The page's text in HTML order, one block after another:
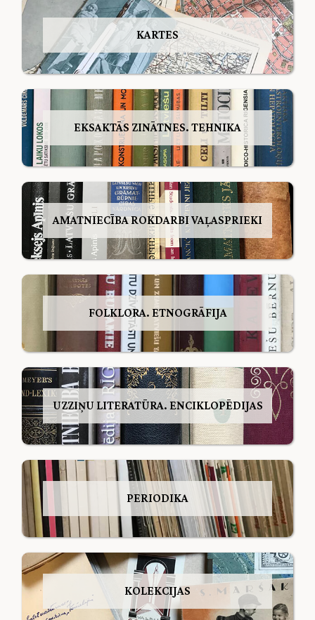
KARTES
EKSAKTĀS ZINĀTNES. TEHNIKA
AMATNIECĪBA ROKDARBI VAĻASPRIEKI
FOLKLORA. ETNOGRĀFIJA
UZZIŅU LITERATŪRA. ENCIKLOPĒDIJAS
PERIODIKA
KOLEKCIJAS